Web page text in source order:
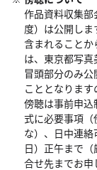
作品資料収集
度）は公開し
含まれること
は、東京都写真
冒頭部分のみ
こととなります
傍聴は事前申
式に必要事項
な）、日中連
日）正午まで
合せ先までお申